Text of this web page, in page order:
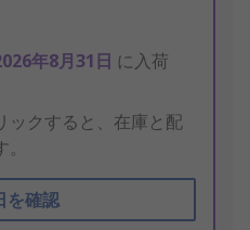
年8月31日 に入荷
ックすると、在庫と配
を確認